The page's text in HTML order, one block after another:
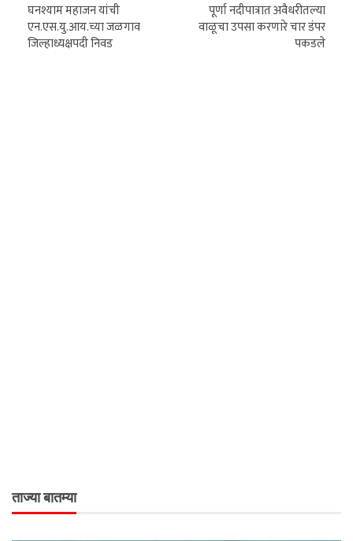
घनश्याम महाजन यांची
एन.एस.यु.आय.च्या जळगाव
जिल्हाध्यक्षपदी निवड
पूर्णा नदीपात्रात अवैधरीतल्या
वाळूचा उपसा करणारे चार डंपर
पकडले
ताज्या बातम्या